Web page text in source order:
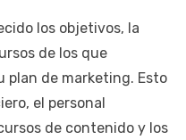
los objetivos, la
de los que
plan de marketing. Esto
el personal
de contenido y los